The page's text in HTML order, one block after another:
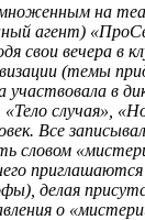
на
агент)
свои вечера в
(темы
участвовала в
случая»,
Все
делая
о